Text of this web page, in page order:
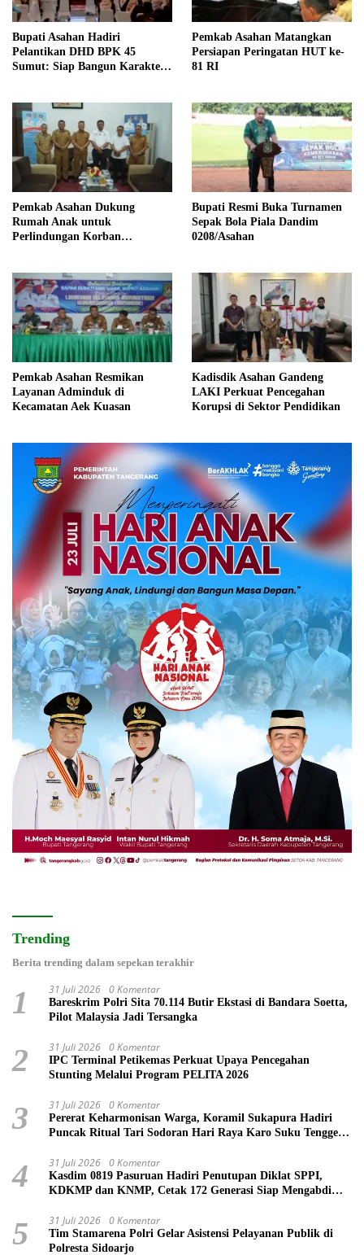
Bupati Asahan Hadiri
Pelantikan DHD BPK 45
Sumut: Siap Bangun Karakter
Pemkab Asahan Matangkan
Persiapan Peringatan HUT ke-
81 RI
Pemkab Asahan Dukung
Rumah Anak untuk
Perlindungan Korban
Bupati Resmi Buka Turnamen
Sepak Bola Piala Dandim
0208/Asahan
Pemkab Asahan Resmikan
Layanan Adminduk di
Kecamatan Aek Kuasan
Kadisdik Asahan Gandeng
LAKI Perkuat Pencegahan
Korupsi di Sektor Pendidikan
Trending
Berita trending dalam sepekan terakhir
1 31 Juli 2026 0 Komentar
Bareskrim Polri Sita 70.114 Butir Ekstasi di Bandara Soetta,
Pilot Malaysia Jadi Tersangka
2 31 Juli 2026 0 Komentar
IPC Terminal Petikemas Perkuat Upaya Pencegahan
Stunting Melalui Program PELITA 2026
3 31 Juli 2026 0 Komentar
Pererat Keharmonisan Warga, Koramil Sukapura Hadiri
Puncak Ritual Tari Sodoran Hari Raya Karo Suku Tengger
4 31 Juli 2026 0 Komentar
Kasdim 0819 Pasuruan Hadiri Penutupan Diklat SPPI,
KDKMP dan KNMP, Cetak 172 Generasi Siap Mengabdi
5 31 Juli 2026 0 Komentar
Tim Stamarena Polri Gelar Asistensi Pelayanan Publik di
Polresta Sidoarjo